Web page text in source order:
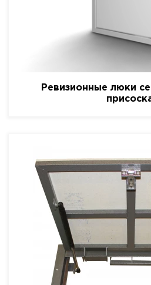
Ревизионные люки